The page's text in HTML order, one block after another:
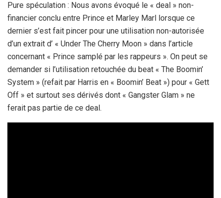
Pure spéculation : Nous avons évoqué le « deal » non-
financier conclu entre Prince et Marley Marl lorsque ce
dernier s’est fait pincer pour une utilisation non-autorisée
d’un extrait d’ « Under The Cherry Moon » dans l’article
concernant « Prince samplé par les rappeurs ». On peut se
demander si l’utilisation retouchée du beat « The Boomin’
System » (refait par Harris en « Boomin’ Beat ») pour « Gett
Off » et surtout ses dérivés dont « Gangster Glam » ne
ferait pas partie de ce deal.